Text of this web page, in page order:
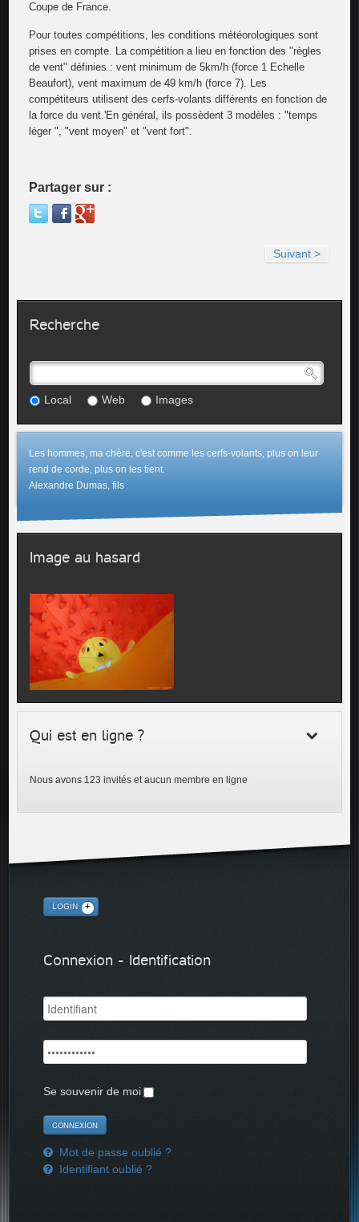
Coupe de France.
Pour toutes compétitions, les conditions météorologiques sont
prises en compte. La compétition a lieu en fonction des "règles
de vent" définies : vent minimum de 5km/h (force 1 Echelle
Beaufort), vent maximum de 49 km/h (force 7). Les
compétiteurs utilisent des cerfs-volants différents en fonction de
la force du vent.'En général, ils possèdent 3 modèles : "temps
léger ", "vent moyen" et "vent fort".
Partager sur :
Suivant >
Recherche
Local Web Images
Les hommes, ma chère, c'est comme les cerfs-volants, plus on leur
rend de corde, plus on les tient.
Alexandre Dumas, fils
Image au hasard
Qui est en ligne ?
Nous avons 123 invités et aucun membre en ligne
LOGIN
Connexion - Identification
Se souvenir de moi
Mot de passe oublié ?
Identifiant oublié ?